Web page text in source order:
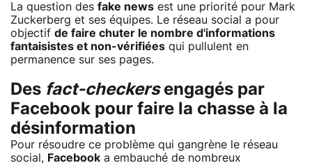
La question des fake news est une priorité pour Mark
Zuckerberg et ses équipes. Le réseau social a pour
objectif de faire chuter le nombre d'informations
fantaisistes et non-vérifiées qui pullulent en
permanence sur ses pages.
Des fact-checkersengagés par
Facebook pour faire la chasse à la
désinformation
Pour résoudre ce problème qui gangrène le réseau
social, Facebook a embauché de nombreux